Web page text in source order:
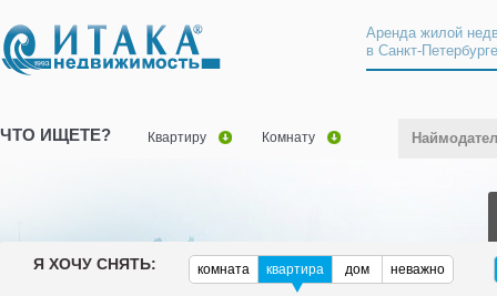
Аренда жилой
в Санкт-
ЧТО ИЩЕТЕ? Квартиру Комнату
Я ХОЧУ СНЯТЬ: комната квартира дом неважно